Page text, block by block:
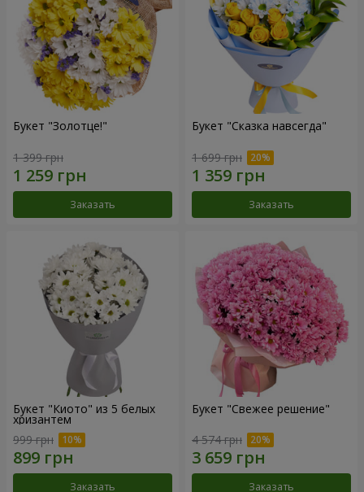
Букет "Золотце!"
1 399 грн
Заказать
Букет "Сказка навсегда"
1 699 грн
Заказать
Букет "Киото" из 5 белых
хризантем
999 грн
Заказать
Букет "Свежее решение"
4 574 грн
Заказать